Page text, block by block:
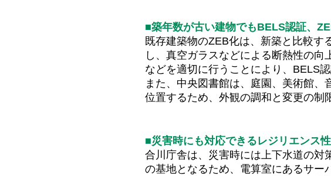
■築年数が古い建物でもBELS認証、
既存建築物のZEB化は、新築と比較す
し、真空ガラスなどによる断熱性の
などを適切に行うことにより、BELS
また、中央図書館は、庭園、美術館
位置するため、外観の調和と変更の制
■災害時にも対応できるレジリエンス
合川庁舎は、災害時には上下水道の対
の基地となるため、電算室にあるサー